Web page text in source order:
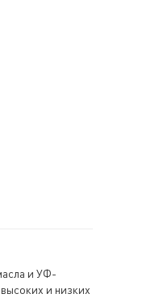
и УФ-
и низких